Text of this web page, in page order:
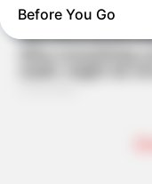
Before You Go